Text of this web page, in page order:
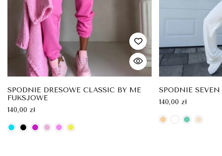
SPODNIE DRESOWE CLASSIC BY ME
FUKSJOWE
140,00 zł
SPODNIE
140,00 zł